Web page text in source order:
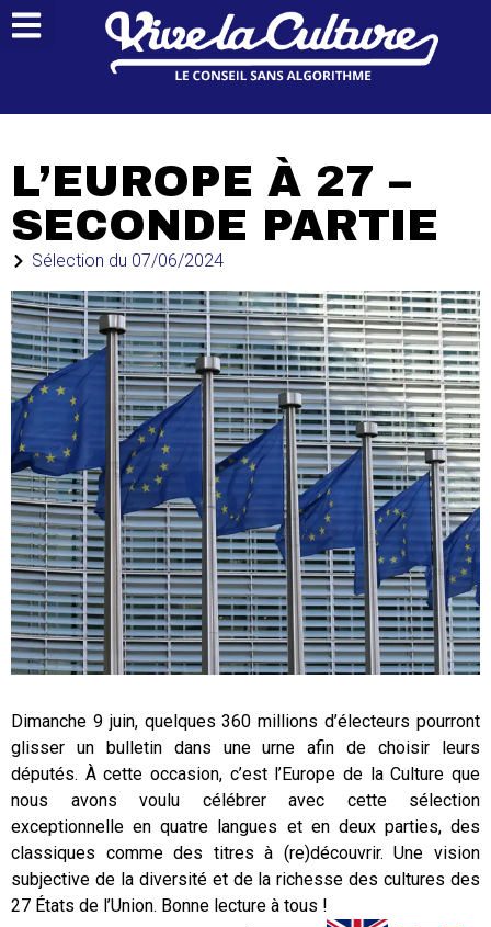
L’EUROPE À 27 –
SECONDE PARTIE
Sélection du 07/06/2024
Dimanche 9 juin, quelques 360 millions d’électeurs pourront
glisser un bulletin dans une urne afin de choisir leurs
députés. À cette occasion, c’est l’Europe de la Culture que
nous avons voulu célébrer avec cette sélection
exceptionnelle en quatre langues et en deux parties, des
classiques comme des titres à (re)découvrir. Une vision
subjective de la diversité et de la richesse des cultures des
27 États de l’Union. Bonne lecture à tous !